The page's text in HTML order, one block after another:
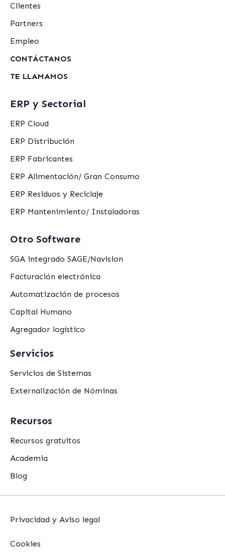
Clientes
Partners
Empleo
CONTÁCTANOS
TE LLAMAMOS
ERP y Sectorial
ERP Cloud
ERP Distribución
ERP Fabricantes
ERP Alimentación/ Gran Consumo
ERP Residuos y Reciclaje
ERP Mantenimiento/ Instaladoras
Otro Software
SGA integrado SAGE/Navision
Facturación electrónica
Automatización de procesos
Capital Humano
Agregador logístico
Servicios
Servicios de Sistemas
Externalización de Nóminas
Recursos
Recursos gratuitos
Academia
Blog
Privacidad y Aviso legal
Cookies